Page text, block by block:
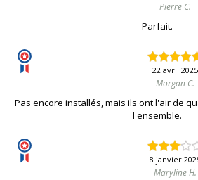
Pierre C.
Parfait.
22 avril 2025
Morgan C.
Pas encore installés, mais ils ont l'air de
l'ensemble.
8 janvier
Maryline H.